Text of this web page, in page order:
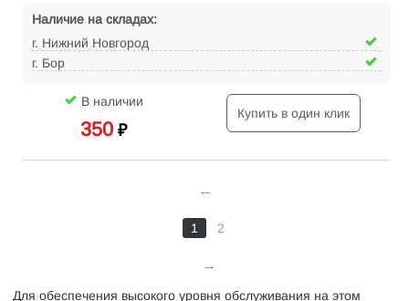
Наличие на складах:
г. Нижний Новгород
г. Бор
В наличии
350 ₽
Купить в один клик
1 2
Для обеспечения высокого уровня обслуживания на этом